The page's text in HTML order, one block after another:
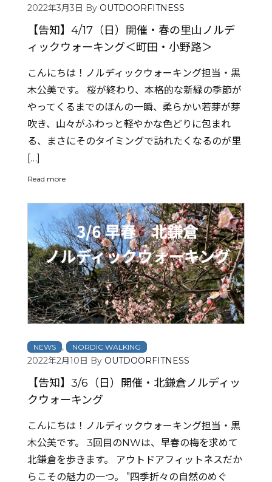
2022年3月3日 By OUTDOORFITNESS
【告知】4/17（日）開催・春の里山ノルデ
ィックウォーキング＜町田・小野路＞
こんにちは！ノルディックウォーキング担当・黒
木公美です。 桜が終わり、本格的な新緑の季節が
やってくるまでのほんの一瞬、柔らかい若芽が芽
吹き、山々がふわっと軽やかな色どりに包まれ
る、まさにそのタイミングで訪れたくなるのが里
[…]
Read more
NEWS , NORDIC WALKING
2022年2月10日 By OUTDOORFITNESS
【告知】3/6（日）開催・北鎌倉ノルディッ
クウォーキング
こんにちは！ノルディックウォーキング担当・黒
木公美です。 3回目のNWは、早春の梅を求めて
北鎌倉を歩きます。 アウトドアフィットネスだか
らこその魅力の一つ。 ”四季折々の自然のめぐ